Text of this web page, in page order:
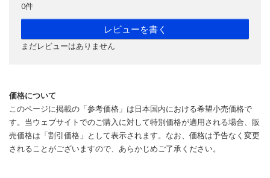
0件
レビューを書く
まだレビューはありません
価格について
このページに掲載の「参考価格」は日本国内における希望小売価格で
す。当ウェブサイトでのご購入に対して特別価格が適用される場合、販
売価格は「割引価格」として表示されます。なお、価格は予告なく変更
されることがございますので、あらかじめご了承ください。